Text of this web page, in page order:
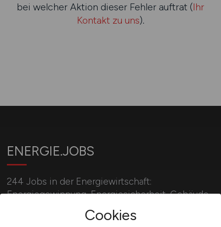
bei welcher Aktion dieser Fehler auftrat (Ihr
Kontakt zu uns).
ENERGIE.JOBS
244 Jobs in der Energiewirtschaft:
Energiegewinnung, Energiesicherheit, Gebäude-
und Versorgungstechnik und
Energiespeicherung.Cookies